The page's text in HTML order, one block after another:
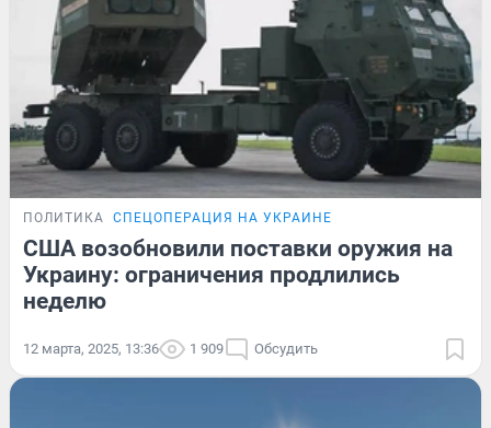
ПОЛИТИКА СПЕЦОПЕРАЦИЯ НА УКРАИНЕ
США возобновили поставки оружия на
Украину: ограничения продлились
неделю
12 марта, 2025, 13:36 1 909 Обсудить